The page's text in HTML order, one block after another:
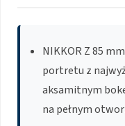
NIKKOR Z 85
portretu z
aksamitnym
na pełnym